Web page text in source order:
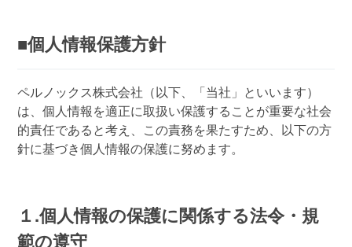
■個人情報保護方針
ペルノックス株式会社（以下、「当社」といいます）
は、個人情報を適正に取扱い保護することが重要な社会
的責任であると考え、この責務を果たすため、以下の方
針に基づき個人情報の保護に努めます。
１.個人情報の保護に関係する法令・規
範の遵守